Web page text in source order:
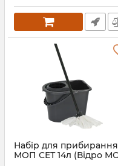
Набір для прибирання
МОП СЕТ 14л (Відро